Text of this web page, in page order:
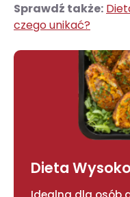
Sprawdź także:
czego unikać?
Dieta